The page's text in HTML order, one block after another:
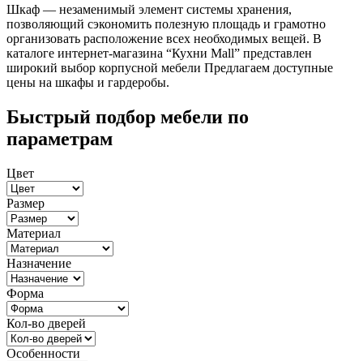
Шкаф — незаменимый элемент системы хранения,
позволяющий сэкономить полезную площадь и грамотно
организовать расположение всех необходимых вещей. В
каталоге интернет-магазина “Кухни Mall” представлен
широкий выбор корпусной мебели Предлагаем доступные
цены на шкафы и гардеробы.
Быстрый подбор мебели по
параметрам
Цвет
Размер
Материал
Назначение
Форма
Кол-во дверей
Особенности